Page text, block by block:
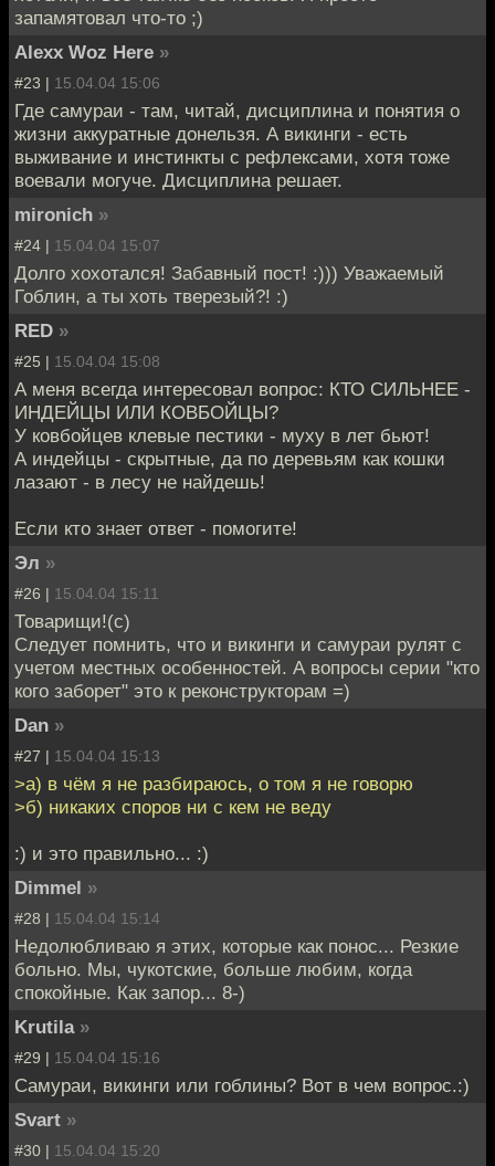
запамятовал что-то ;)
Alexx Woz Here »
#23 | 15.04.04 15:06
Где самураи - там, читай, дисциплина и понятия о
жизни аккуратные донельзя. А викинги - есть
выживание и инстинкты с рефлексами, хотя тоже
воевали могуче. Дисциплина решает.
mironich »
#24 | 15.04.04 15:07
Долго хохотался! Забавный пост! :))) Уважаемый
Гоблин, а ты хоть тверезый?! :)
RED »
#25 | 15.04.04 15:08
А меня всегда интересовал вопрос: КТО СИЛЬНЕЕ -
ИНДЕЙЦЫ ИЛИ КОВБОЙЦЫ?
У ковбойцев клевые пестики - муху в лет бьют!
А индейцы - скрытные, да по деревьям как кошки
лазают - в лесу не найдешь!
Если кто знает ответ - помогите!
Эл »
#26 | 15.04.04 15:11
Товарищи!(с)
Следует помнить, что и викинги и самураи рулят с
учетом местных особенностей. А вопросы серии "кто
кого заборет" это к реконструкторам =)
Dan »
#27 | 15.04.04 15:13
>а) в чём я не разбираюсь, о том я не говорю
>б) никаких споров ни с кем не веду
:) и это правильно... :)
Dimmel »
#28 | 15.04.04 15:14
Недолюбливаю я этих, которые как понос... Резкие
больно. Мы, чукотские, больше любим, когда
спокойные. Как запор... 8-)
Krutila »
#29 | 15.04.04 15:16
Самураи, викинги или гоблины? Вот в чем вопрос.:)
Svart »
#30 | 15.04.04 15:20